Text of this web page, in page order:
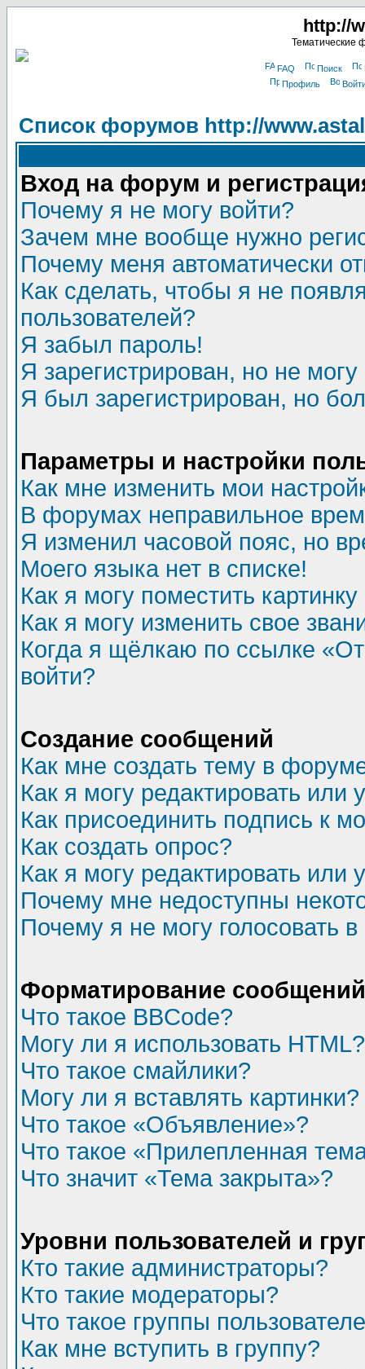
http://
Тематические
FAQ Поиск
Профиль
Список форумов http://
Вход на форум и
Почему я не могу войти?
Зачем мне вообще нужно
Почему меня автоматически
Как сделать, чтобы я не
пользователей?
Я забыл пароль!
Я зарегистрирован, но не могу
Я был зарегистрирован, но
Параметры и настройки
Как мне изменить мои
В форумах неправильное
Я изменил часовой пояс, но
Моего языка нет в списке!
Как я могу поместить
Как я могу изменить свое
Когда я щёлкаю по ссылке
войти?
Создание сообщений
Как мне создать тему в
Как я могу редактировать или
Как присоединить подпись к
Как создать опрос?
Как я могу редактировать или
Почему мне недоступны
Почему я не могу голосовать
Форматирование
Что такое BBCode?
Могу ли я использовать HTML?
Что такое смайлики?
Могу ли я вставлять картинки?
Что такое «Объявление»?
Что такое «Прилепленная
Что значит «Тема закрыта»?
Уровни пользователей и
Кто такие администраторы?
Кто такие модераторы?
Что такое группы
Как мне вступить в группу?